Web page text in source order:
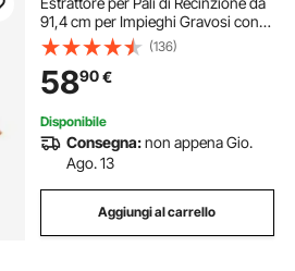
91,4 cm per Impieghi Gravosi con
Piastra di Estrazione, Strumento di
Rimozione per Pali di Recinzione
Rotondi e Ceppi Albero
(136)
5890€
Disponibile
Consegna:non appena Gio.
Ago. 13
Aggiungi al carrello